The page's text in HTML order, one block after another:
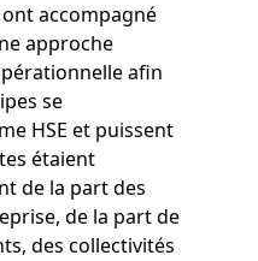
accompagné
approche
afin
se
HSE et puissent
étaient
de la part des
de la part de
des collectivités